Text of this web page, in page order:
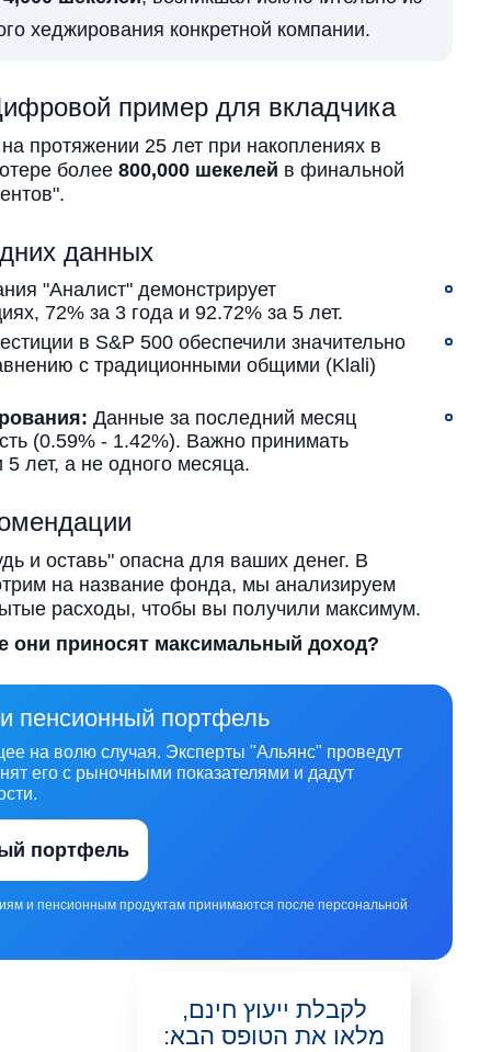
хеджирования конкретной компании.
пример для вкладчика
протяжении 25 лет при накоплениях в
более 800,000 шекелей в финальной
данных
"Аналист" демонстрирует
72% за 3 года и 92.72% за 5 лет.
в S&P 500 обеспечили значительно
с традиционными общими (Klali)
Данные за последний месяц
(0.59% - 1.42%). Важно принимать
лет, а не одного месяца.
и оставь" опасна для ваших денег. В
на название фонда, мы анализируем
расходы, чтобы вы получили максимум.
они приносят максимальный доход?
пенсионный портфель
на волю случая. Эксперты "Альянс" проведут
его с рыночными показателями и дадут
портфель
и пенсионным продуктам принимаются после персональной
לקבלת ייעוץ חינם,
מלאו את הטופס הבא: